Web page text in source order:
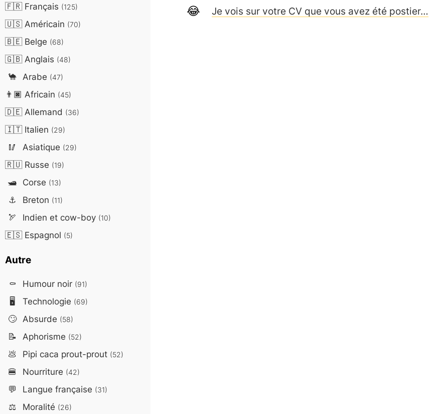
Je vois sur votre CV que vous avez été postier…
🇫🇷Français (125)
🇺🇸Américain (70)
🇧🇪Belge (68)
🇬🇧Anglais (48)
🐪 Arabe (47)
👨🏿 Africain (45)
🇩🇪Allemand (36)
🇮🇹Italien (29)
🥢 Asiatique (29)
🇷🇺Russe (19)
🛥️ Corse (13)
⚓ Breton (11)
🏹 Indien et cow-boy (10)
🇪🇸Espagnol (5)
Autre
⚰️ Humour noir (91)
🖥️ Technologie (69)
🙄 Absurde (58)
📝 Aphorisme (52)
💩 Pipi caca prout-prout (52)
🍔 Nourriture (42)
💬 Langue française (31)
⚖️ Moralité (26)